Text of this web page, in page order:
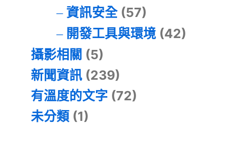
資訊安全(57)
開發工具與環境(42)
攝影相關 (5)
新聞資訊 (239)
有溫度的文字 (72)
未分類 (1)